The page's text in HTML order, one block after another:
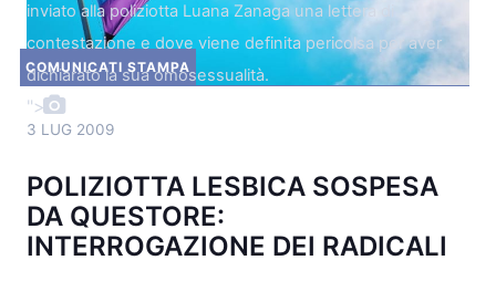
COMUNICATI STAMPA
inviato alla poliziotta Luana Zanaga una lettera di
contestazione e dove viene definita pericolsa per aver
dichiarato la sua omosessualità.
">
3 LUG 2009
POLIZIOTTA LESBICA SOSPESA
DA QUESTORE:
INTERROGAZIONE DEI RADICALI